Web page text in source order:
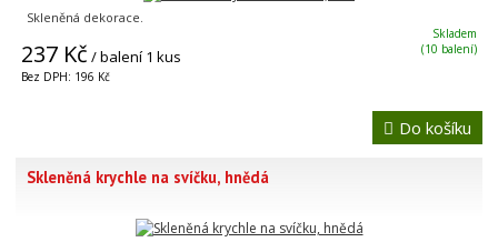
Skleněná dekorace.
237 Kč / balení 1 kus
Bez DPH: 196 Kč
Skladem
(10 balení)
Do košíku
Skleněná krychle na svíčku, hnědá